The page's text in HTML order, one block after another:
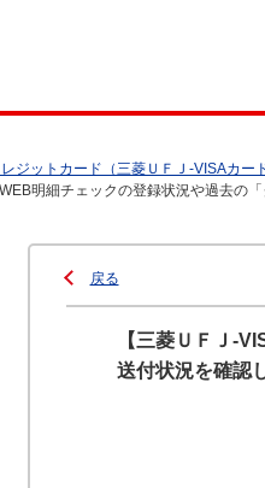
ジットカード（三菱ＵＦＪ-VISAカード
明細チェックの登録状況や過去の
戻る
【三菱ＵＦＪ-
送付状況を確認